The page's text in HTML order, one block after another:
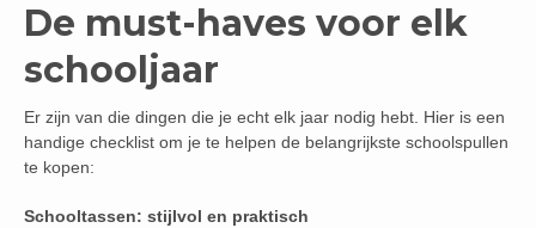
De must-haves voor elk
schooljaar
Er zijn van die dingen die je echt elk jaar nodig hebt. Hier is een
handige checklist om je te helpen de belangrijkste schoolspullen
te kopen:
Schooltassen: stijlvol en praktisch